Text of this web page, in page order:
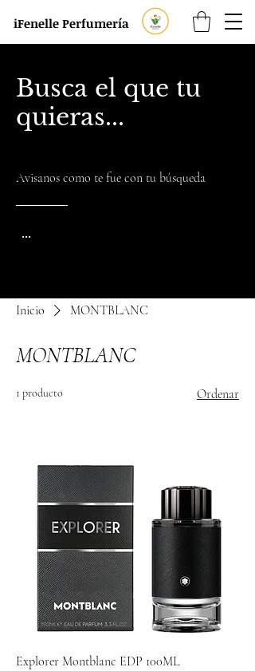
iFenelle Perfumería
Busca el que tu
quieras...
Avisanos como te fue con tu búsqueda
...
Inicio MONTBLANC
MONTBLANC
1 producto Ordenar
Explorer Montblanc EDP 100ML